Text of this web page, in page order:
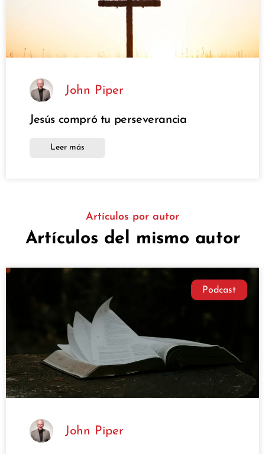
John Piper
Jesús compró tu perseverancia
Leer más
Artículos por autor
Artículos del mismo autor
Podcast
John Piper